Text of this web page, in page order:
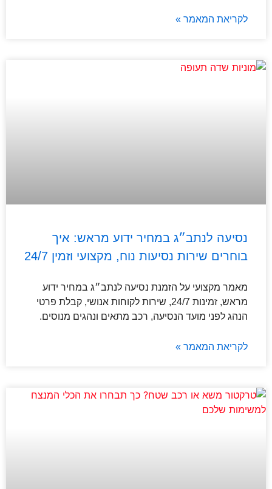
לקריאת המאמר »
נסיעה לנתב״ג במחיר ידוע מראש: איך
בוחרים שירות נסיעות נוח, מקצועי וזמין 24/7
מאמר מקצועי על הזמנת נסיעה לנתב״ג במחיר ידוע
מראש, זמינות 24/7, שירות לקוחות אנושי, קבלת פרטי
הנהג לפני מועד הנסיעה, רכב מתאים ונהגים מנוסים.
לקריאת המאמר »